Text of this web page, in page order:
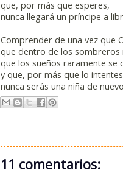
que, por más que esperes,
nunca llegará un príncipe a
Comprender de una vez que
que dentro de los sombreros
que los sueños raramente se
y que, por más que lo
nunca serás una niña de
11 comentarios: